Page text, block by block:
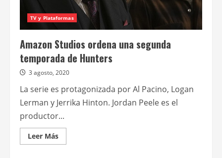
TV y Plataformas
Amazon Studios ordena una segunda
temporada de Hunters
3 agosto, 2020
La serie es protagonizada por Al Pacino, Logan
Lerman y Jerrika Hinton. Jordan Peele es el
productor...
Leer MásLeer
más